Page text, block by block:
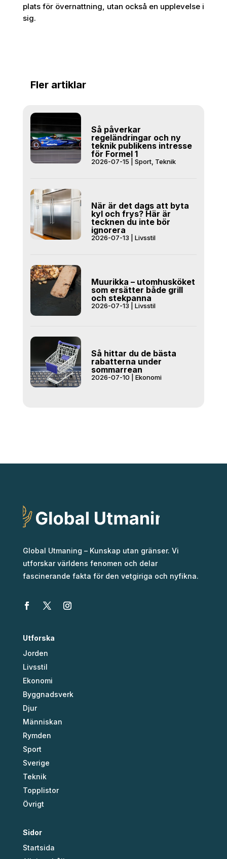
plats för övernattning, utan också en upplevelse i
sig.
Fler artiklar
Så påverkar
regeländringar och ny
teknik publikens intresse
för Formel 1
2026-07-15 Sport, Teknik
När är det dags att byta
kyl och frys? Här är
tecknen du inte bör
ignorera
2026-07-13 Livsstil
Muurikka – utomhusköket
som ersätter både grill
och stekpanna
2026-07-13 Livsstil
Så hittar du de bästa
rabatterna under
sommarrean
2026-07-10 Ekonomi
Global Utmaning – Kunskap utan gränser. Vi
utforskar världens fenomen och delar
fascinerande fakta för den vetgiriga och nyfikna.
Utforska
Jorden
Livsstil
Ekonomi
Byggnadsverk
Djur
Människan
Rymden
Sport
Sverige
Teknik
Topplistor
Övrigt
Sidor
Startsida